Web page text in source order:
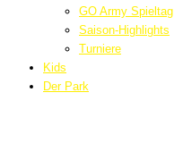
GO Army Spieltag
Saison-Highlights
Turniere
Kids
Der Park